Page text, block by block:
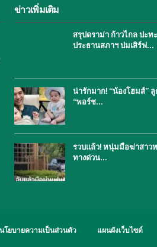
ข่าวเพิ่มเติม
สรุปดราม่า ก้าวไกล ปะท
ประธานสภาฯ ปมเสิร์ฟ…
น่ารักมาก! “น้องโฮมส์”
“พอร์ช…
รวบแล้ว! หนุ่มมือฆ่าสาว
ทางด่วน…
นโยบายความเป็นส่วนตัว แผนผังเว็บไซต์